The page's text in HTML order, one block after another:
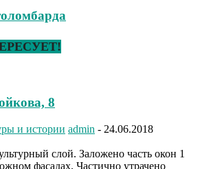
8
и истории admin - 24.06.2018
слой. Заложено часть окон 1
фасадах. Частично утрачено